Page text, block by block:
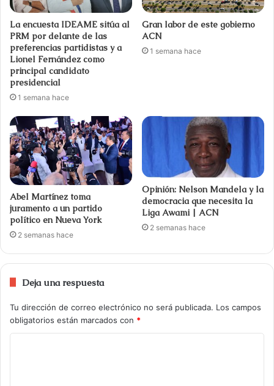
La encuesta IDEAME sitúa al
PRM por delante de las
preferencias partidistas y a
Lionel Fernández como
principal candidato
presidencial
1 semana hace
Gran labor de este gobierno
ACN
1 semana hace
Abel Martínez toma
juramento a un partido
político en Nueva York
2 semanas hace
Opinión: Nelson Mandela y la
democracia que necesita la
Liga Awami | ACN
2 semanas hace
Deja una respuesta
Tu dirección de correo electrónico no será publicada. Los campos
obligatorios están marcados con *